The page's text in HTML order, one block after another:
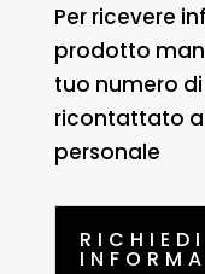
Per ricevere
prodotto
tuo numero
ricontattato
personale
RICHIEDI